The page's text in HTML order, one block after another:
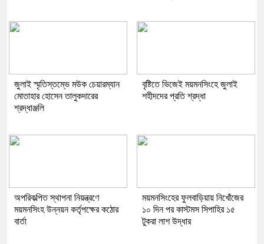
জুলাই স্মৃতিস্তম্ভে মউক চেয়ারম্যান
মোতাহার হোসেন তালুকদারের
শ্রদ্ধাঞ্জলি
বৃষ্টিতে ভিজেই ময়মনসিংহে জুলাই
শহীদদের প্রতি শ্রদ্ধা
অপরিকল্পিত স্থাপনা নিয়ন্ত্রণে
ময়মনসিংহ উন্নয়ন কর্তৃপক্ষের কঠোর
বার্তা
ময়মনসিংহের ফুলবাড়িয়ায় নিখোঁজের
১০ দিন পর কাস্টমস সিপাহির ১৫
টুকরা লাশ উদ্ধার